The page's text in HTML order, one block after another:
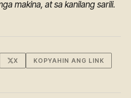
makina, at sa kanilang sarili.
X KOPYAHIN ANG LINK